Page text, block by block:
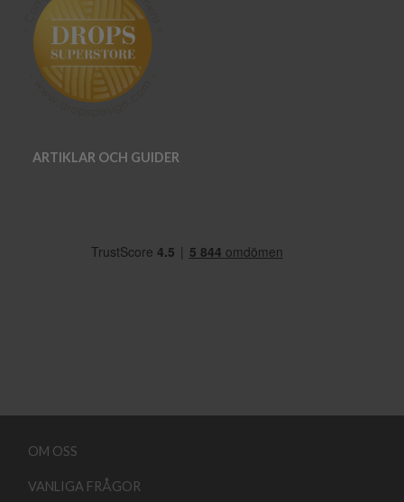
ARTIKLAR OCH GUIDER
OM OSS
VANLIGA FRÅGOR